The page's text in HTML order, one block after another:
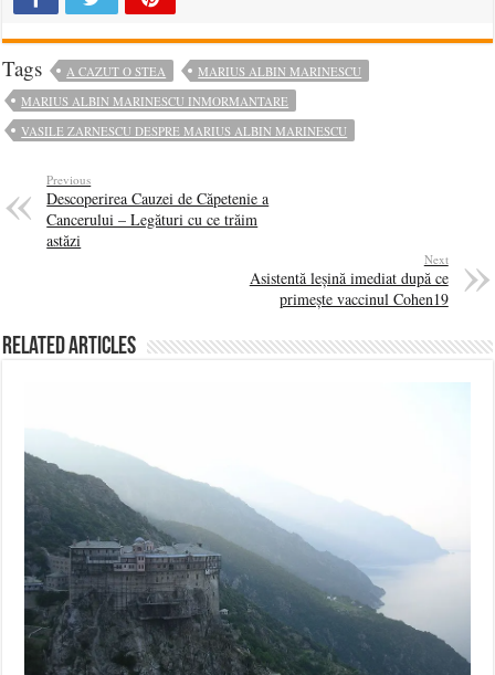
Tags A CAZUT O STEA
MARIUS ALBIN MARINESCU
MARIUS ALBIN MARINESCU INMORMANTARE
VASILE ZARNESCU DESPRE MARIUS ALBIN MARINESCU
Previous
Descoperirea Cauzei de Căpetenie a
Cancerului – Legături cu ce trăim
astăzi
Next
Asistentă leșină imediat după ce
primește vaccinul Cohen19
Related Articles